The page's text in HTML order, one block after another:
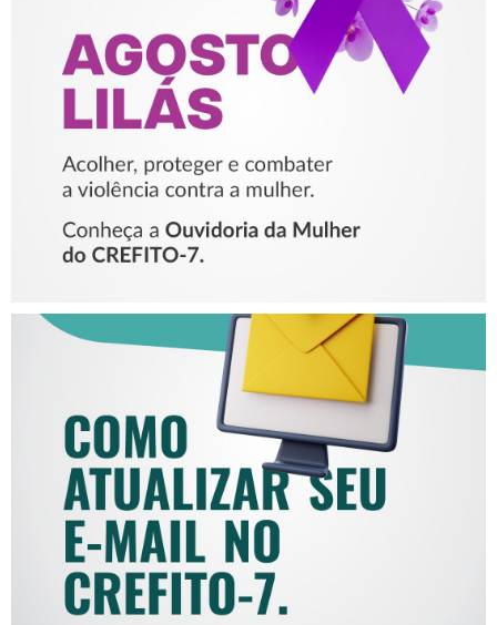
AGOSTO LILÁS – ACOLHER,
PROTEGER E COMBATER A
VIOLÊNCIA CONTRA A
MULHER
COMO ATUALIZAR SEU E-
MAIL NO CREFITO-7